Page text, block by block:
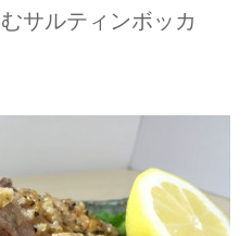
サルティンボッカ